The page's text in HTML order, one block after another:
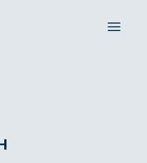
Cloud
Open